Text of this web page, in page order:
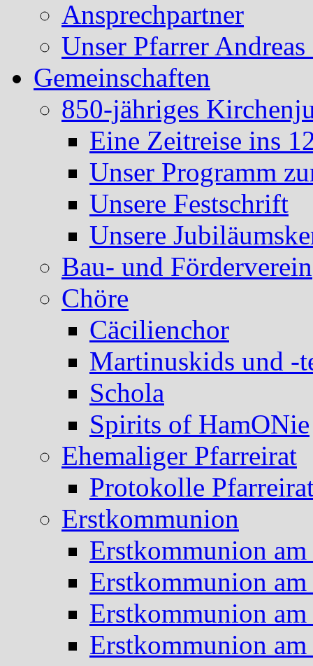
Ansprechpartner
Unser Pfarrer
Gemeinschaften
850-jähriges
Eine Zeitreise ins
Unser Programm
Unsere Festschrift
Unsere
Bau- und Förderverein
Chöre
Cäcilienchor
Martinuskids und -
Schola
Spirits of HamONie
Ehemaliger Pfarreirat
Protokolle
Erstkommunion
Erstkommunion
Erstkommunion
Erstkommunion
Erstkommunion